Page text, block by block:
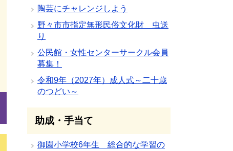
陶芸にチャレンジしよう
野々市市指定無形民俗文化財 虫送
り
公民館・女性センターサークル会員
募集！
令和9年（2027年）成人式～二十歳
のつどい～
助成・手当て
御園小学校6年生 総合的な学習の